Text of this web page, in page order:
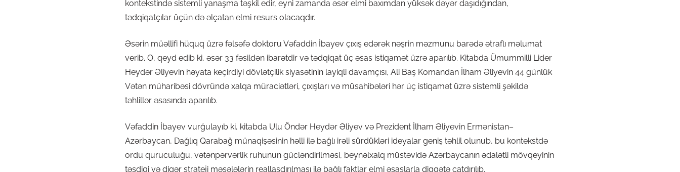
kontekstində sistemli yanaşma təşkil edir, eyni zamanda əsər elmi baxımdan yüksək dəyər daşıdığından,
tədqiqatçılar üçün də əlçatan elmi resurs olacaqdır.
Əsərin müəllifi hüquq üzrə fəlsəfə doktoru Vəfaddin İbayev çıxış edərək nəşrin məzmunu barədə ətraflı məlumat
verib. O, qeyd edib ki, əsər 33 fəsildən ibarətdir və tədqiqat üç əsas istiqamət üzrə aparılıb. Kitabda Ümummilli Lider
Heydər Əliyevin həyata keçirdiyi dövlətçilik siyasətinin layiqli davamçısı, Ali Baş Komandan İlham Əliyevin 44 günlük
Vətən müharibəsi dövründə xalqa müraciətləri, çıxışları və müsahibələri hər üç istiqamət üzrə sistemli şəkildə
təhlillər əsasında aparılıb.
Vəfaddin İbayev vurğulayıb ki, kitabda Ulu Öndər Heydər Əliyev və Prezident İlham Əliyevin Ermənistan–
Azərbaycan, Dağlıq Qarabağ münaqişəsinin həlli ilə bağlı irəli sürdükləri ideyalar geniş təhlil olunub, bu kontekstdə
ordu quruculuğu, vətənpərvərlik ruhunun gücləndirilməsi, beynəlxalq müstəvidə Azərbaycanın ədalətli mövqeyinin
təsdiqi və digər strateji məsələlərin reallaşdırılması ilə bağlı faktlar elmi əsaslarla diqqətə çatdırılıb.